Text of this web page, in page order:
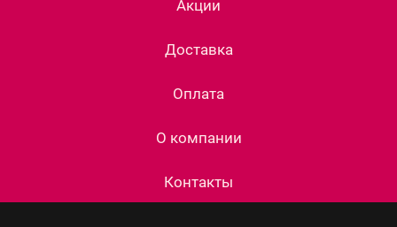
Акции
Доставка
Оплата
О компании
Контакты